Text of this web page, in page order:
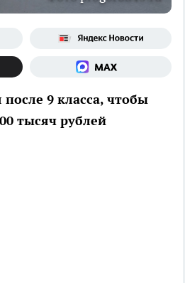
9 класса, чтобы
тысяч рублей